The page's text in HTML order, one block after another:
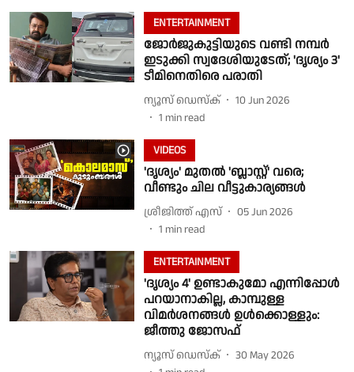
ENTERTAINMENT
ജോർജുകുട്ടിയുടെ വണ്ടി നമ്പർ
ഇടുക്കി സ്വദേശിയുടേത്; 'ദൃശ്യം 3'
ടീമിനെതിരെ പരാതി
ന്യൂസ് ഡെസ്ക്
10 Jun 2026
1 min read
VIDEOS
'ദൃശ്യം' മുതൽ 'ബ്ലാസ്റ്റ്' വരെ;
വീണ്ടും ചില വീട്ടുകാര്യങ്ങൾ
ശ്രീജിത്ത് എസ്
05 Jun 2026
1 min read
ENTERTAINMENT
'ദൃശ്യം 4' ഉണ്ടാകുമോ എന്നിപ്പോൾ
പറയാനാകില്ല, കാമ്പുള്ള
വിമർശനങ്ങൾ ഉൾക്കൊള്ളും:
ജീത്തു ജോസഫ്
ന്യൂസ് ഡെസ്ക്
30 May 2026